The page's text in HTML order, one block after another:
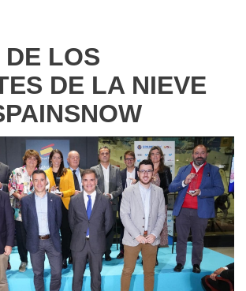
LOS
DE LA NIEVE